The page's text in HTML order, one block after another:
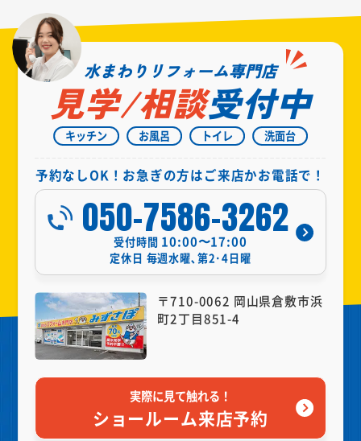
水まわりリフォーム専門店
見学/相談受付中
キッチン お風呂 トイレ 洗面台
予約なしOK！お急ぎの方はご来店かお電話で！
050-7586-3262
受付時間 10:00〜17:00
定休日 毎週水曜､第2･4日曜
〒710-0062 岡山県倉敷市浜
町2丁目851-4
実際に見て触れる！
ショールーム来店予約